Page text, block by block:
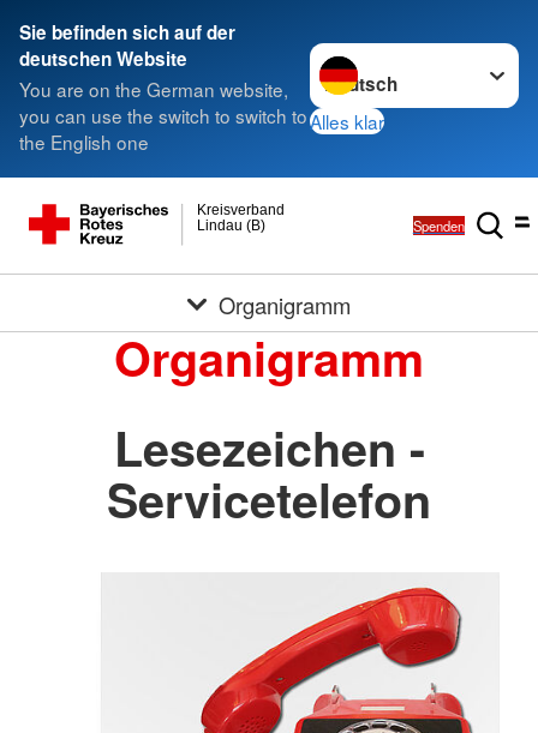
Sie befinden sich auf der
deutschen Website
You are on the German website,
you can use the switch to switch to
the English one
Sprache wechseln zu
Alles klar
Lindau (B)
Kreisverband
Spenden
Organigramm
Organigramm
Lesezeichen -
Servicetelefon